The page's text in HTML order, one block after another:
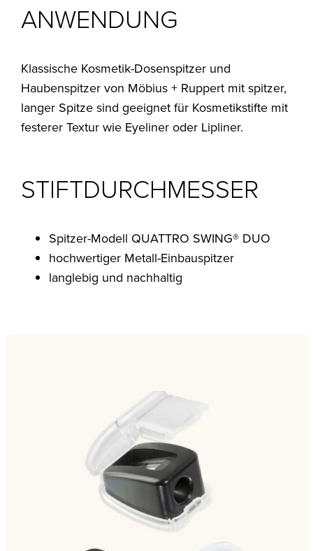
ANWENDUNG
Klassische Kosmetik-Dosenspitzer und
Haubenspitzer von Möbius + Ruppert mit spitzer,
langer Spitze sind geeignet für Kosmetikstifte mit
festerer Textur wie Eyeliner oder Lipliner.
STIFTDURCHMESSER
Spitzer-Modell QUATTRO SWING® DUO
hochwertiger Metall-Einbauspitzer
langlebig und nachhaltig